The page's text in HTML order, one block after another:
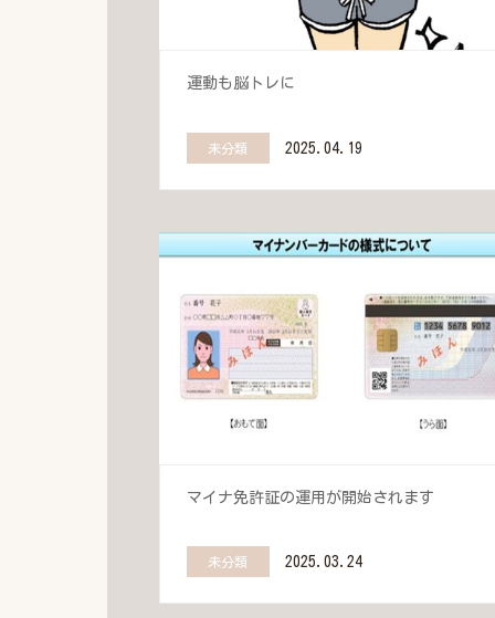
運動も脳トレに
未分類 2025.04.19
マイナ免許証の運用が開始されます
未分類 2025.03.24